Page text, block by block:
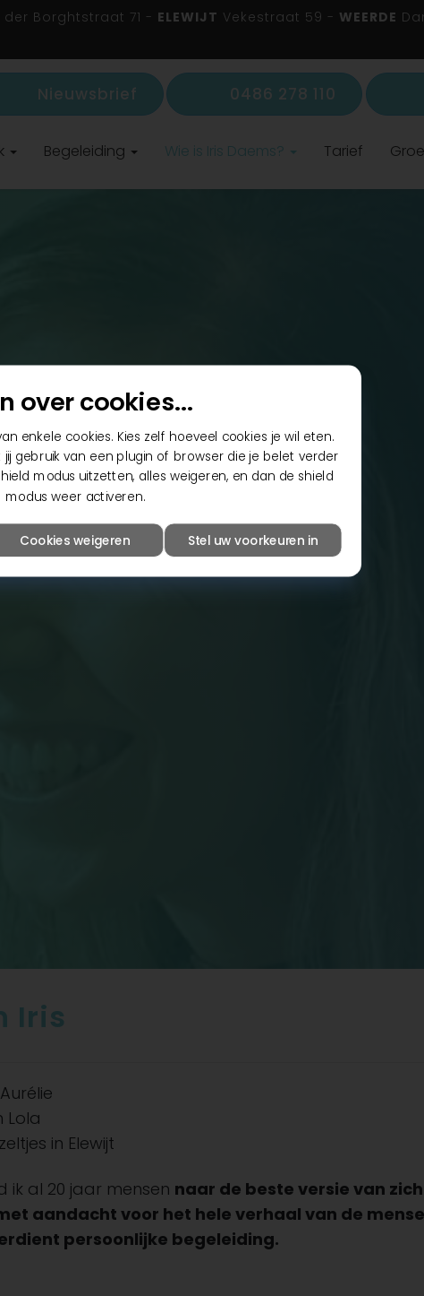
der Borghtstraat 71 - ELEWIJT Vekestraat 59 - WEERDE
0486 278 110
Nieuwsbrief
Begeleiding Wie is Iris Daems? Tarief
Iris
Lola
in Elewijt
ik al 20 jaar mensen naar de beste versie van
aandacht voor het hele verhaal van de
persoonlijke begeleiding.
over cookies...
enkele cookies. Kies zelf hoeveel cookies je wil eten.
gebruik van een plugin of browser die je belet verder
modus uitzetten, alles weigeren, en dan de shield
modus weer activeren.
Cookies weigeren Stel uw voorkeuren in